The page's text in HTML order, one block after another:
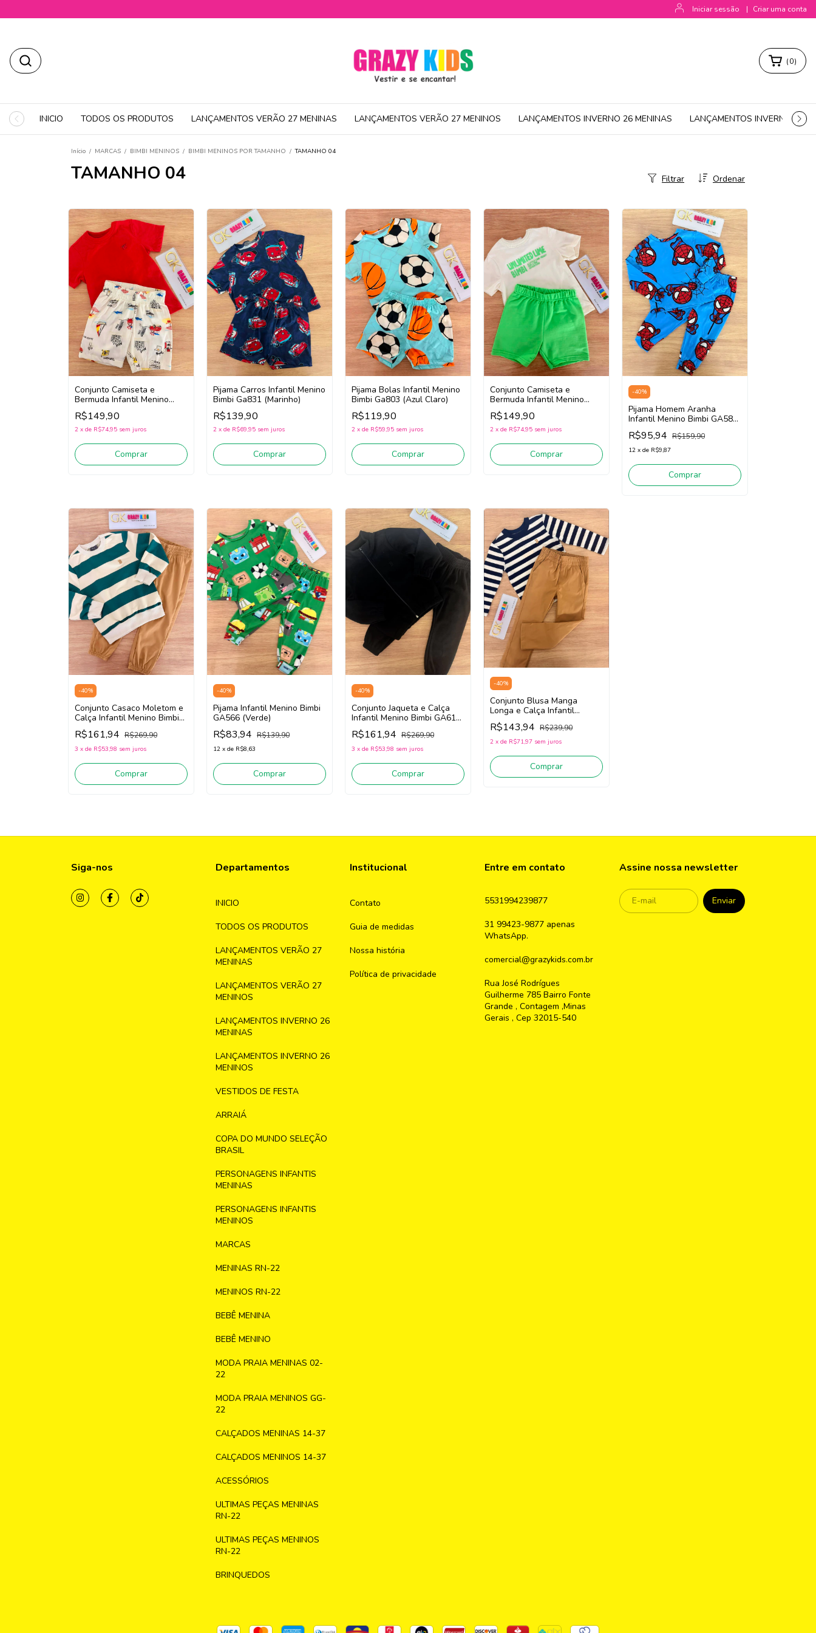
Iniciar sessão | Criar uma conta
(0)
INICIO TODOS OS PRODUTOS LANÇAMENTOS VERÃO 27 MENINAS LANÇAMENTOS VERÃO 27 MENINOS LANÇAMENTOS INVERNO 26 MENINAS LANÇAMENTOS INVERNO 26
Início / MARCAS / BIMBI MENINOS / BIMBI MENINOS POR TAMANHO / TAMANHO 04
TAMANHO 04 Ordenar
Filtrar
Conjunto Camiseta e
Bermuda Infantil Menino
Bimbi Ga835
(Vermelho/Bege Claro)
R$149,90
2 x de R$74,95 sem juros
Comprar
Pijama Carros Infantil Menino
Bimbi Ga831 (Marinho)
R$139,90
2 x de R$69,95 sem juros
Comprar
Pijama Bolas Infantil Menino
Bimbi Ga803 (Azul Claro)
R$119,90
2 x de R$59,95 sem juros
Comprar
Conjunto Camiseta e
Bermuda Infantil Menino
Bimbi Ga834 (Branco/Verde)
R$149,90
2 x de R$74,95 sem juros
Comprar
-40%
Pijama Homem Aranha
Infantil Menino Bimbi GA589
(Azul/Vermelho)
R$95,94 R$159,90
12 x de R$9,87
Comprar
-40%
Conjunto Casaco Moletom e
Calça Infantil Menino Bimbi
GA608 (Verde/Off
White/Bege)
R$161,94 R$269,90
3 x de R$53,98 sem juros
Comprar
-40%
Pijama Infantil Menino Bimbi
GA566 (Verde)
R$83,94 R$139,90
12 x de R$8,63
Comprar
-40%
Conjunto Jaqueta e Calça
Infantil Menino Bimbi GA611
(Preto)
R$161,94 R$269,90
3 x de R$53,98 sem juros
Comprar
-40%
Conjunto Blusa Manga
Longa e Calça Infantil
Menino Bimbi GA620 (Azul
/Off White/Mostarda)
R$143,94 R$239,90
2 x de R$71,97 sem juros
Comprar
Siga-nos Departamentos
INICIO
TODOS OS PRODUTOS
LANÇAMENTOS VERÃO 27
MENINAS
LANÇAMENTOS VERÃO 27
MENINOS
LANÇAMENTOS INVERNO 26
MENINAS
LANÇAMENTOS INVERNO 26
MENINOS
VESTIDOS DE FESTA
ARRAIÁ
COPA DO MUNDO SELEÇÃO
BRASIL
PERSONAGENS INFANTIS
MENINAS
PERSONAGENS INFANTIS
MENINOS
MARCAS
MENINAS RN-22
MENINOS RN-22
BEBÊ MENINA
BEBÊ MENINO
MODA PRAIA MENINAS 02-
22
MODA PRAIA MENINOS GG-
22
CALÇADOS MENINAS 14-37
CALÇADOS MENINOS 14-37
ACESSÓRIOS
ULTIMAS PEÇAS MENINAS
RN-22
ULTIMAS PEÇAS MENINOS
RN-22
BRINQUEDOS
Institucional
Contato
Guia de medidas
Nossa história
Política de privacidade
Entre em contato
5531994239877
31 99423-9877 apenas
WhatsApp.
comercial@grazykids.com.br
Rua José Rodrígues
Guilherme 785 Bairro Fonte
Grande , Contagem ,Minas
Gerais , Cep 32015-540
Assine nossa newsletter